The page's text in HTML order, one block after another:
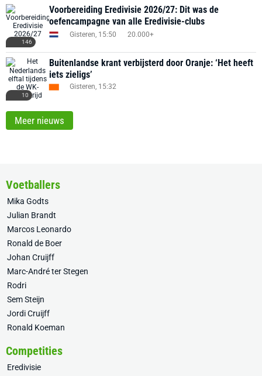
146
Voorbereiding Eredivisie 2026/27: Dit was de
oefencampagne van alle Eredivisie-clubs
Gisteren, 15:50 20.000+
10
Buitenlandse krant verbijsterd door Oranje: ‘Het heeft
iets zieligs’
Gisteren, 15:32
Meer nieuws
Voetballers
Mika Godts
Julian Brandt
Marcos Leonardo
Ronald de Boer
Johan Cruijff
Marc-André ter Stegen
Rodri
Sem Steijn
Jordi Cruijff
Ronald Koeman
Competities
Eredivisie